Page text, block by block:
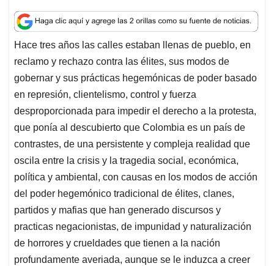
a
t
s
A
p
p
c
e
b
o
o
k
n
k
e
d
I
n
a
i
l
r
e
a
d
s
Hace tres años las calles estaban llenas de pueblo, en
reclamo y rechazo contra las élites, sus modos de
gobernar y sus prácticas hegemónicas de poder basado
en represión, clientelismo, control y fuerza
desproporcionada para impedir el derecho a la protesta,
que ponía al descubierto que Colombia es un país de
contrastes, de una persistente y compleja realidad que
oscila entre la crisis y la tragedia social, económica,
política y ambiental, con causas en los modos de acción
del poder hegemónico tradicional de élites, clanes,
partidos y mafias que han generado discursos y
practicas negacionistas, de impunidad y naturalización
de horrores y crueldades que tienen a la nación
profundamente averiada, aunque se le induzca a creer